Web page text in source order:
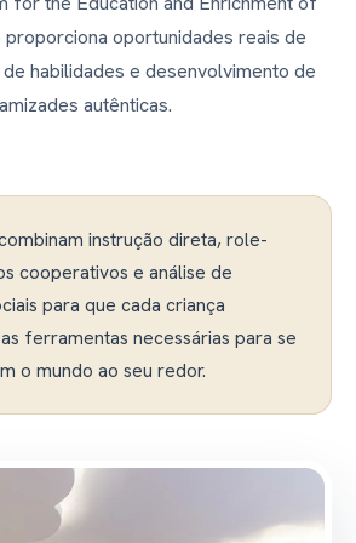
proporciona oportunidades reais de
habilidades e desenvolvimento de
amizades autênticas.
instrução direta, role-
cooperativos e análise de
para que cada criança
ferramentas necessárias para se
o mundo ao seu redor.